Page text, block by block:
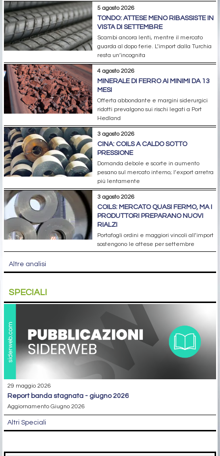
5 agosto 2026
TONDO: ATTESE MENO RIBASSISTE IN
VISTA DI SETTEMBRE
Scambi ancora lenti, mentre il mercato
guarda al dopo ferie. L’import dalla Turchia
resta un’incognita
4 agosto 2026
MINERALE DI FERRO AI MINIMI DA 13
MESI
Offerta abbondante e margini siderurgici
ridotti prevalgono sui rischi legati a Port
Hedland
3 agosto 2026
CINA: COILS A CALDO SOTTO
PRESSIONE
Domanda debole e scorte in aumento
pesano sul mercato interno; l’export arretra
più lentamente
3 agosto 2026
COILS: MERCATO QUASI FERMO, MA I
PRODUTTORI PREPARANO NUOVI
RIALZI
Portafogli ordini e maggiori vincoli all’import
sostengono le attese per settembre
Altre analisi
SPECIALI
29 maggio 2026
report banda stagnata - giugno 2026
Aggiornamento Giugno 2026
Altri Speciali